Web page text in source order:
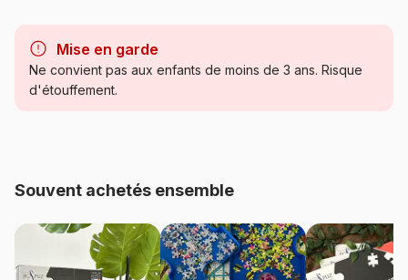
Catégorie Puzzles - Loups
Référence Sunsout-21841
EAN 0796780218413
Mise en garde
Ne convient pas aux enfants de moins de 3 ans. Risque
d'étouffement.
Souvent achetés ensemble